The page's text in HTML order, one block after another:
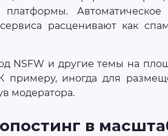
расценивают как
NSFW и другие темы на
примеру, иногда для
модератора.
в